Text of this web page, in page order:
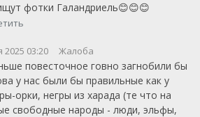
фотки Галандриель😊😊😊
2025 03:20 Жалоба
повесточное говно загнобили бы
у нас были бы правильные как у
орки, негры из харада (те что на
свободные народы - люди, эльфы,